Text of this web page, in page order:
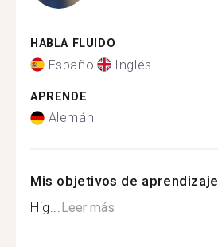
HABLA FLUIDO
Español Inglés
APRENDE
Alemán
Mis objetivos de aprendizaje
Hig...Leer más